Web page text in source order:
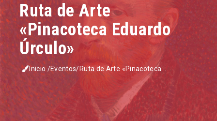
Ruta de Arte
«Pinacoteca Eduardo
Úrculo»
Inicio /Eventos/Ruta de Arte «Pinacoteca...